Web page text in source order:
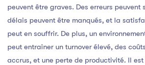
peuvent être graves. Des erreurs peuvent
délais peuvent être manqués, et la
peut en souffrir. De plus, un
peut entraîner un turnover élevé, des
accrus, et une perte de productivité. Il